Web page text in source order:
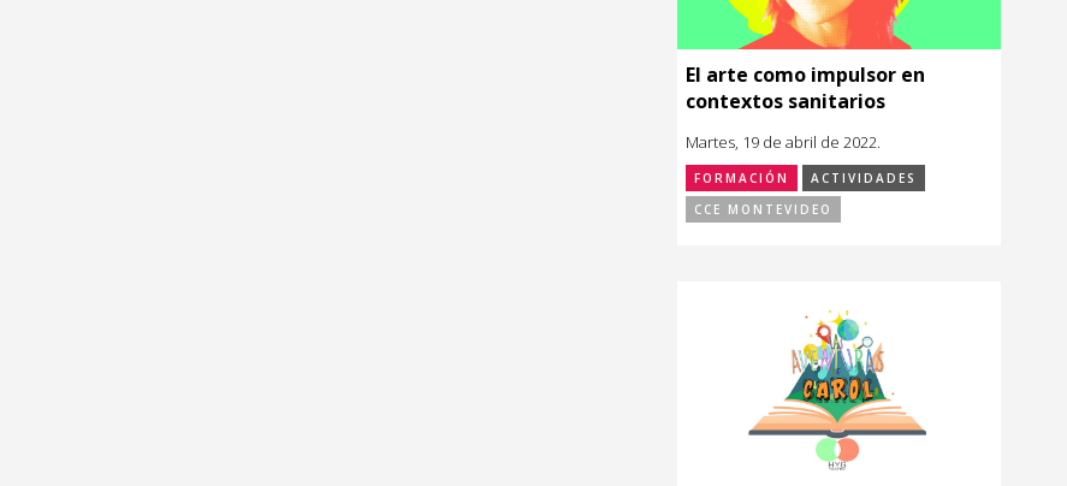
El arte como impulsor en
contextos sanitarios
Martes, 19 de abril de 2022.
FORMACIÓN
ACTIVIDADES
CCE MONTEVIDEO